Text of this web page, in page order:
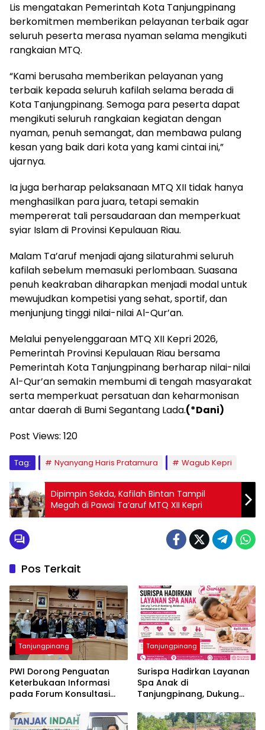
Lis mengatakan Pemerintah Kota Tanjungpinang
berkomitmen memberikan pelayanan terbaik agar
seluruh peserta merasa nyaman selama mengikuti
rangkaian MTQ.
“Kami berusaha memberikan pelayanan yang
terbaik kepada seluruh kafilah selama berada di
Kota Tanjungpinang. Semoga para peserta dapat
mengikuti seluruh rangkaian kegiatan dengan
nyaman, penuh semangat, dan membawa pulang
kesan yang baik dari kota yang kami cintai ini,”
ujarnya.
Ia juga berharap pelaksanaan MTQ XII tidak hanya
menghasilkan para juara, tetapi semakin
mempererat tali persaudaraan dan memperkuat
syiar Islam di Provinsi Kepulauan Riau.
Malam Ta’aruf menjadi ajang silaturahmi seluruh
kafilah sebelum memasuki perlombaan. Suasana
penuh keakraban diharapkan menjadi modal untuk
mewujudkan kompetisi yang sehat, sportif, dan
menjunjung tinggi nilai-nilai Al-Qur’an.
Melalui penyelenggaraan MTQ XII Kepri 2026,
Pemerintah Provinsi Kepulauan Riau bersama
Pemerintah Kota Tanjungpinang berharap nilai-nilai
Al-Qur’an semakin membumi di tengah masyarakat
serta memperkuat persatuan dan keharmonisan
antar daerah di Bumi Segantang Lada.(*Dani)
Post Views: 120
Tag: Nyanyang Haris Pratamura Wagub Kepri
Dipimpin Sekda, Kafilah Bintan Tampil
Megah di Pawai Ta’aruf MTQ XII Kepri
Pos Terkait
Tanjungpinang
PWI Dorong Penguatan
Keterbukaan Informasi
pada Forum Konsultasi
Tanjungpinang
Surispa Hadirkan Layanan
Spa Anak di
Tanjungpinang, Dukung
Relaksasi Si Kecil